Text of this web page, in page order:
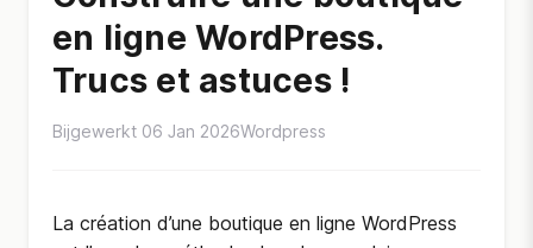
en ligne WordPress.
Trucs et astuces !
Bijgewerkt 06 Jan 2026Wordpress
La création d’une boutique en ligne WordPress